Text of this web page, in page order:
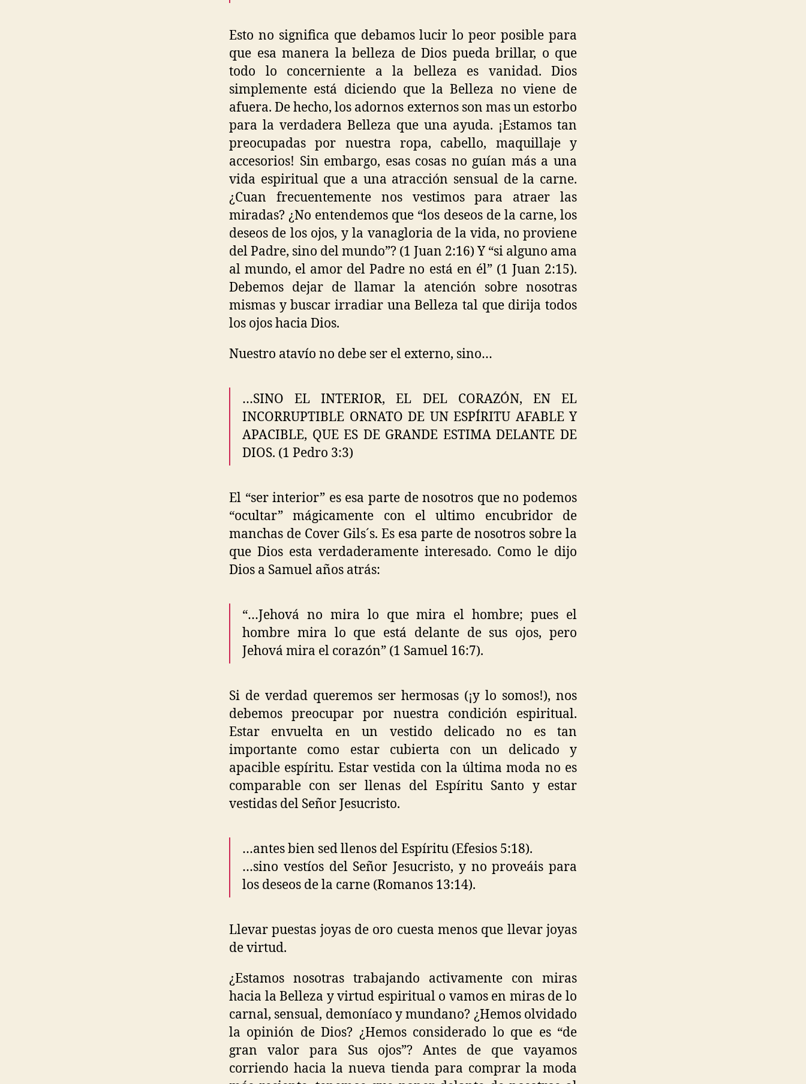
Esto no significa que debamos lucir lo peor posible para
que esa manera la belleza de Dios pueda brillar, o que
todo lo concerniente a la belleza es vanidad. Dios
simplemente está diciendo que la Belleza no viene de
afuera. De hecho, los adornos externos son mas un estorbo
para la verdadera Belleza que una ayuda. ¡Estamos tan
preocupadas por nuestra ropa, cabello, maquillaje y
accesorios! Sin embargo, esas cosas no guían más a una
vida espiritual que a una atracción sensual de la carne.
¿Cuan frecuentemente nos vestimos para atraer las
miradas? ¿No entendemos que “los deseos de la carne, los
deseos de los ojos, y la vanagloria de la vida, no proviene
del Padre, sino del mundo”? (1 Juan 2:16) Y “si alguno ama
al mundo, el amor del Padre no está en él” (1 Juan 2:15).
Debemos dejar de llamar la atención sobre nosotras
mismas y buscar irradiar una Belleza tal que dirija todos
los ojos hacia Dios.
Nuestro atavío no debe ser el externo, sino…
…SINO EL INTERIOR, EL DEL CORAZÓN, EN EL
INCORRUPTIBLE ORNATO DE UN ESPÍRITU AFABLE Y
APACIBLE, QUE ES DE GRANDE ESTIMA DELANTE DE
DIOS. (1 Pedro 3:3)
El “ser interior” es esa parte de nosotros que no podemos
“ocultar” mágicamente con el ultimo encubridor de
manchas de Cover Gils´s. Es esa parte de nosotros sobre la
que Dios esta verdaderamente interesado. Como le dijo
Dios a Samuel años atrás:
“…Jehová no mira lo que mira el hombre; pues el
hombre mira lo que está delante de sus ojos, pero
Jehová mira el corazón” (1 Samuel 16:7).
Si de verdad queremos ser hermosas (¡y lo somos!), nos
debemos preocupar por nuestra condición espiritual.
Estar envuelta en un vestido delicado no es tan
importante como estar cubierta con un delicado y
apacible espíritu. Estar vestida con la última moda no es
comparable con ser llenas del Espíritu Santo y estar
vestidas del Señor Jesucristo.
…antes bien sed llenos del Espíritu (Efesios 5:18).
…sino vestíos del Señor Jesucristo, y no proveáis para
los deseos de la carne (Romanos 13:14).
Llevar puestas joyas de oro cuesta menos que llevar joyas
de virtud.
¿Estamos nosotras trabajando activamente con miras
hacia la Belleza y virtud espiritual o vamos en miras de lo
carnal, sensual, demoníaco y mundano? ¿Hemos olvidado
la opinión de Dios? ¿Hemos considerado lo que es “de
gran valor para Sus ojos”? Antes de que vayamos
corriendo hacia la nueva tienda para comprar la moda